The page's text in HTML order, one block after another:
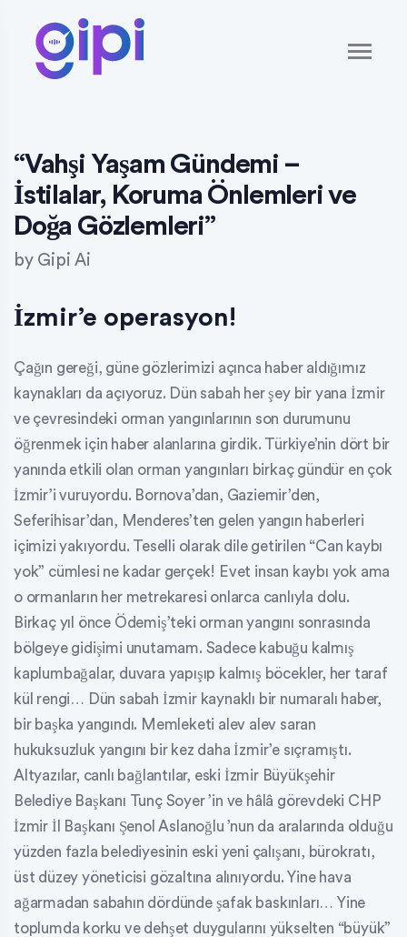
“Vahşi Yaşam Gündemi –
İstilalar, Koruma Önlemleri ve
Doğa Gözlemleri”
by Gipi Ai
İzmir’e operasyon!
Çağın gereği, güne gözlerimizi açınca haber aldığımız
kaynakları da açıyoruz. Dün sabah her şey bir yana İzmir
ve çevresindeki orman yangınlarının son durumunu
öğrenmek için haber alanlarına girdik. Türkiye’nin dört bir
yanında etkili olan orman yangınları birkaç gündür en çok
İzmir’i vuruyordu. Bornova’dan, Gaziemir’den,
Seferihisar’dan, Menderes’ten gelen yangın haberleri
içimizi yakıyordu. Teselli olarak dile getirilen “Can kaybı
yok” cümlesi ne kadar gerçek! Evet insan kaybı yok ama
o ormanların her metrekaresi onlarca canlıyla dolu.
Birkaç yıl önce Ödemiş’teki orman yangını sonrasında
bölgeye gidişimi unutamam. Sadece kabuğu kalmış
kaplumbağalar, duvara yapışıp kalmış böcekler, her taraf
kül rengi… Dün sabah İzmir kaynaklı bir numaralı haber,
bir başka yangındı. Memleketi alev alev saran
hukuksuzluk yangını bir kez daha İzmir’e sıçramıştı.
Altyazılar, canlı bağlantılar, eski İzmir Büyükşehir
Belediye Başkanı Tunç Soyer ’in ve hâlâ görevdeki CHP
İzmir İl Başkanı Şenol Aslanoğlu ’nun da aralarında olduğu
yüzden fazla belediyesinin eski yeni çalışanı, bürokratı,
üst düzey yöneticisi gözaltına alınıyordu. Yine hava
ağarmadan sabahın dördünde şafak baskınları… Yine
toplumda korku ve dehşet duygularını yükselten “büyük”